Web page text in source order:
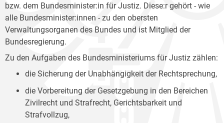
bzw. dem Bundesminister:in für Justiz. Diese:r gehört - wie
alle Bundesminister:innen - zu den obersten
Verwaltungsorganen des Bundes und ist Mitglied der
Bundesregierung.
Zu den Aufgaben des Bundesministeriums für Justiz zählen:
die Sicherung der Unabhängigkeit der Rechtsprechung,
die Vorbereitung der Gesetzgebung in den Bereichen
Zivilrecht und Strafrecht, Gerichtsbarkeit und
Strafvollzug,